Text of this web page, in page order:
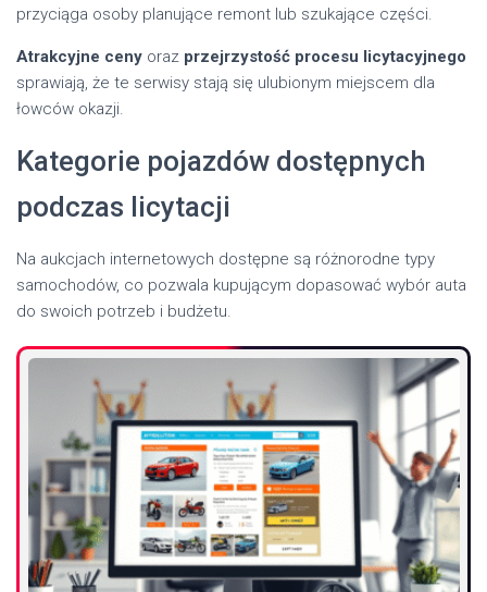
przyciąga osoby planujące remont lub szukające części.
Atrakcyjne ceny oraz przejrzystość procesu licytacyjnego
sprawiają, że te serwisy stają się ulubionym miejscem dla
łowców okazji.
Kategorie pojazdów dostępnych
podczas licytacji
Na aukcjach internetowych dostępne są różnorodne typy
samochodów, co pozwala kupującym dopasować wybór auta
do swoich potrzeb i budżetu.